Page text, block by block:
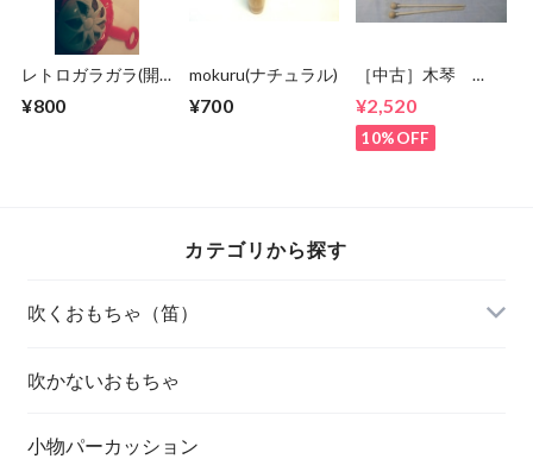
レトロガラガラ(開
¥800
mokuru(ナチュラル)
¥700
［中古］木琴
¥2,520
10%OFF
カテゴリから探す
吹くおもちゃ（笛）
吹かないおもちゃ
小物パーカッション